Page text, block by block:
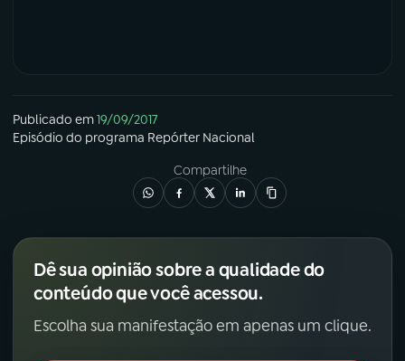
Publicado em19/09/2017
Episódio do programa Repórter Nacional
Compartilhe
Dê sua opinião sobre a qualidade do
conteúdo que você acessou.
Escolha sua manifestação em apenas um clique.